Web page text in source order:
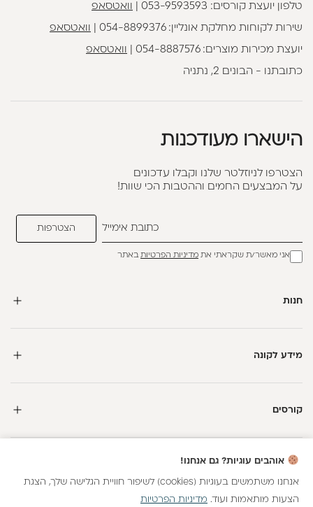
טלפון יועצת קורסים: 053-9593593 וואטסאפ
שירות לקוחות מחלקת אונליין:054-8899376 וואטסאפ
יועצת מכירות מוצרים:054-8887576 וואטסאפ
כתובתנו - הבונים 2, נתניה
הישארו מעודכנות
הצטרפו לניוזלטר שלנו וקבלו עדכונים
על המבצעים החמים וההטבות הכי שוות!
אני מאשר/ת שקראתי את מדיניות הפרטיותבאתר
חנות
מידע לקונה
קורסים
כל הזכויות שמורות
אוהבים עוגיות? גם אנחנו!
אנחנו משתמשים בעוגיות (cookies) לשיפור חוויית הגלישה שלך, הצגת
הצעות מותאמות ועוד. מדיניות הפרטיות